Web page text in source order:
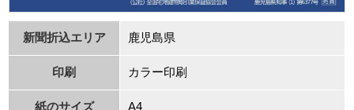
新聞折込エリア ⿅児島県
印刷 カラー印刷
紙のサイズ A4